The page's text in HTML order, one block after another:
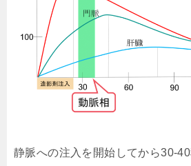
静脈への注入を開始してから30-